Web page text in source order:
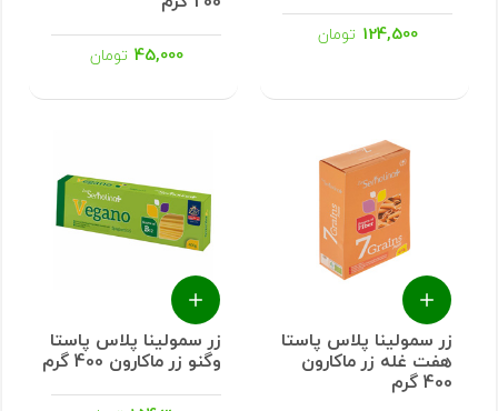
124,500 تومان
45,000 تومان
زر سمولینا پلاس پاستا
هفت غله زر ماکارون
400 گرم
زر سمولینا پلاس پاستا
وگنو زر ماکارون 400 گرم